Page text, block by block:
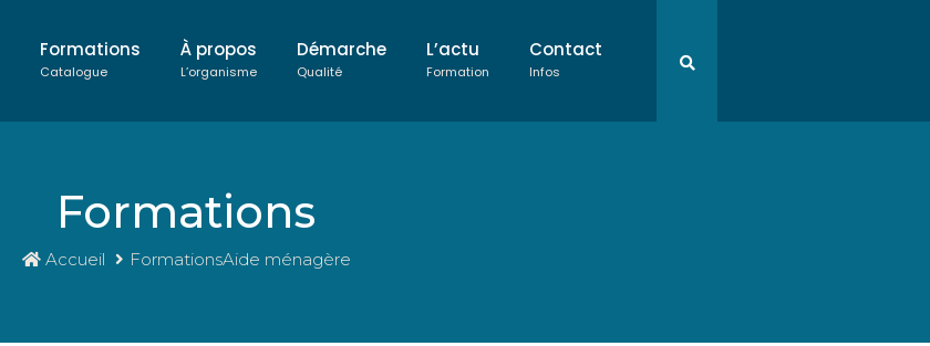
Formations
Catalogue
À propos
L’organisme
Démarche
Qualité
L’actu
Formation
Contact
Infos
Formations
Accueil FormationsAide ménagère